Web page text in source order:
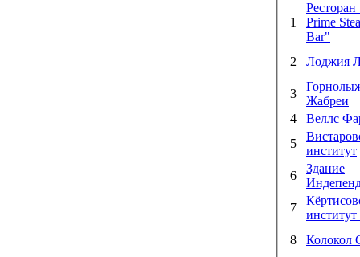
1
Prime
Bar"
2
Лоджия
3
Жабреи
4
Веллс
5
институт
6
Здание
7
8
Колокол